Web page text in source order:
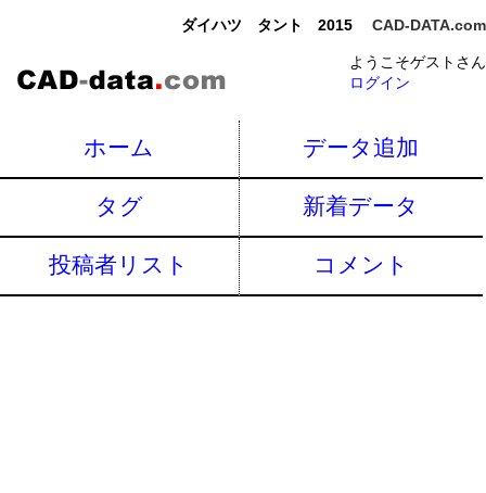
ダイハツ タント 2015 CAD-DATA.com
ようこそゲストさん
ログイン
ホーム データ追加
タグ 新着データ
投稿者リスト コメント